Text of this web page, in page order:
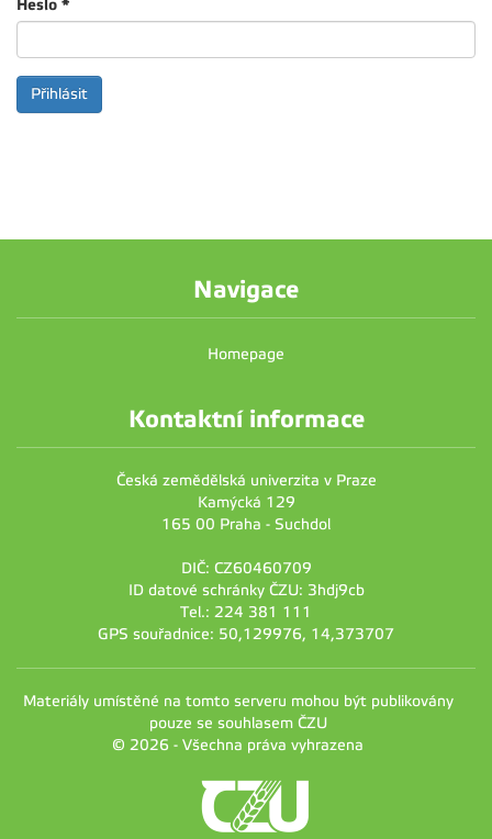
Heslo *
Navigace
Homepage
Kontaktní informace
Česká zemědělská univerzita v Praze
Kamýcká 129
165 00 Praha - Suchdol
DIČ: CZ60460709
ID datové schránky ČZU: 3hdj9cb
Tel.: 224 381 111
GPS souřadnice: 50,129976, 14,373707
Materiály umístěné na tomto serveru mohou být publikovány
pouze se souhlasem ČZU
© 2026 - Všechna práva vyhrazena